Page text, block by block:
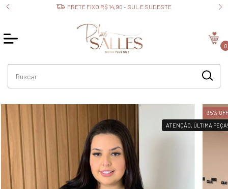
FRETE FIXO R$ 14,90 - SUL E SUDESTE
0
35% OFF
ATENÇÃO, ÚLTIMA PEÇA!